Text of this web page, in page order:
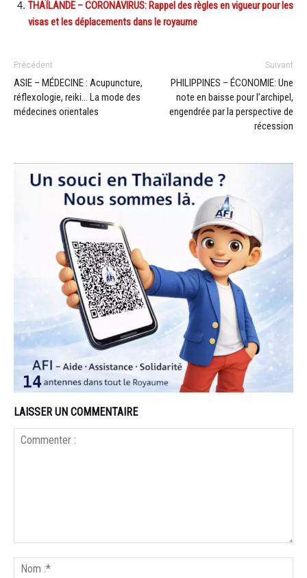
THAÏLANDE – CORONAVIRUS: Rappel des règles en vigueur pour les
visas et les déplacements dans le royaume
Précédent
ASIE – MÉDECINE : Acupuncture,
réflexologie, reiki… La mode des
médecines orientales
Suivant
PHILIPPINES – ÉCONOMIE: Une
note en baisse pour l’archipel,
engendrée par la perspective de
récession
LAISSER UN COMMENTAIRE